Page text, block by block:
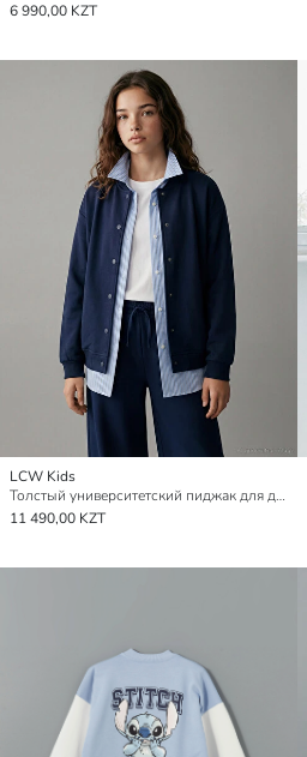
6 990,00 KZT
LCW Kids
Толстый университетский пиджак для девочек
11 490,00 KZT